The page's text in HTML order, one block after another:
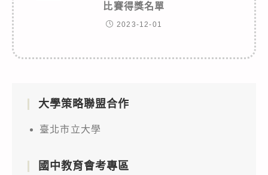
比賽得獎名單
2023-12-01
大學策略聯盟合作
臺北市立大學
國中教育會考專區